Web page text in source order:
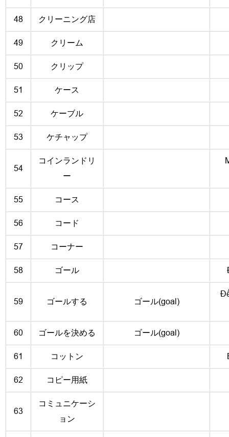
48 クリーニング店
49 クリーム
50 クリップ
51 ケース
52 ケーブル
53 ケチャップ
54
コインランドリ
ー
55 コース
56 コード
57 コーナー
58 ゴール
59 ゴールする ゴール(goal)
60 ゴールを決める ゴール(goal)
61 コットン
62 コピー用紙
63
コミュニケーシ
ョン